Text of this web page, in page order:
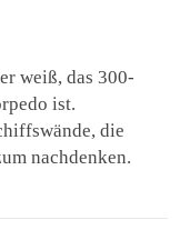
weiß, das 300-
ist.
die
nachdenken.